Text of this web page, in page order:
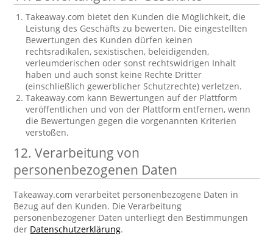
Takeaway.com bietet den Kunden die Möglichkeit, die
Leistung des Geschäfts zu bewerten. Die eingestellten
Bewertungen des Kunden dürfen keinen
rechtsradikalen, sexistischen, beleidigenden,
verleumderischen oder sonst rechtswidrigen Inhalt
haben und auch sonst keine Rechte Dritter
(einschließlich gewerblicher Schutzrechte) verletzen.
Takeaway.com kann Bewertungen auf der Plattform
veröffentlichen und von der Plattform entfernen, wenn
die Bewertungen gegen die vorgenannten Kriterien
verstoßen.
12. Verarbeitung von
personenbezogenen Daten
Takeaway.com verarbeitet personenbezogene Daten in
Bezug auf den Kunden. Die Verarbeitung
personenbezogener Daten unterliegt den Bestimmungen
der Datenschutzerklärung.